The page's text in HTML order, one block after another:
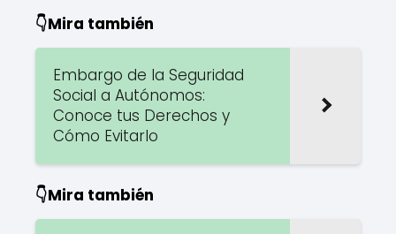
👇Mira también
Embargo de la Seguridad
Social a Autónomos:
Conoce tus Derechos y
Cómo Evitarlo
👇Mira también